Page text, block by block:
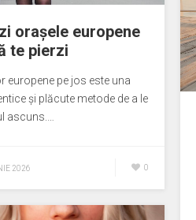
orașele europene
te pierzi
europene pe jos este una
și plăcute metode de a le
ascuns.…
2026 0